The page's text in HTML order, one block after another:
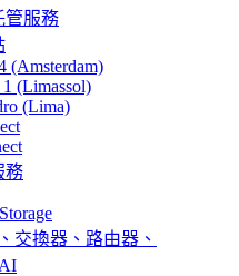
管服務
(Amsterdam)
(Limassol)
(Lima)
務
交換器、路由器、